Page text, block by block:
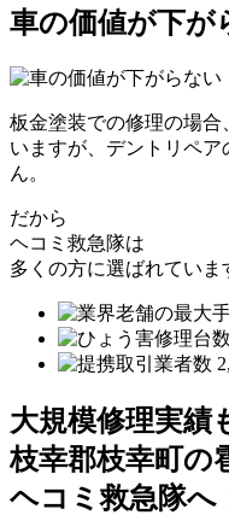
車の価値が下が
板金塗装での修理の場合
いますが、デントリペ
ん。
だから
ヘコミ救急隊は
多くの方に選ばれていま
大規模修理実績
枝幸郡枝幸町の
ヘコミ救急隊へ